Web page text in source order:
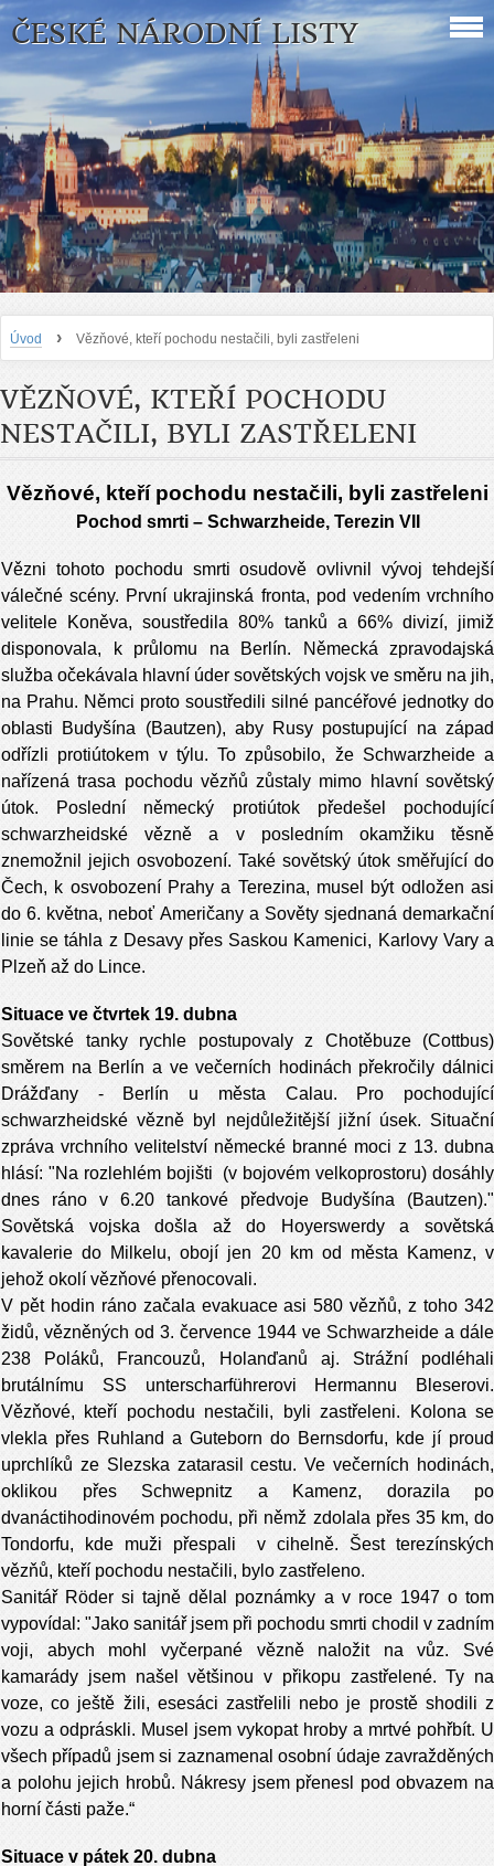
ČESKÉ NÁRODNÍ LISTY
Úvod › Vězňové, kteří pochodu nestačili, byli zastřeleni
VĚZŇOVÉ, KTEŘÍ POCHODU
NESTAČILI, BYLI ZASTŘELENI
Vězňové, kteří pochodu nestačili, byli zastřeleni
Pochod smrti – Schwarzheide, Terezin VII
Vězni tohoto pochodu smrti osudově ovlivnil vývoj tehdejší
válečné scény. První ukrajinská fronta, pod vedením vrchního
velitele Koněva, soustředila 80% tanků a 66% divizí, jimiž
disponovala, k průlomu na Berlín. Německá zpravodajská
služba očekávala hlavní úder sovětských vojsk ve směru na jih,
na Prahu. Němci proto soustředili silné pancéřové jednotky do
oblasti Budyšína (Bautzen), aby Rusy postupující na západ
odřízli protiútokem v týlu. To způsobilo, že Schwarzheide a
nařízená trasa pochodu vězňů zůstaly mimo hlavní sovětský
útok. Poslední německý protiútok předešel pochodující
schwarzheidské vězně a v posledním okamžiku těsně
znemožnil jejich osvobození. Také sovětský útok směřující do
Čech, k osvobození Prahy a Terezina, musel být odložen asi
do 6. května, neboť Američany a Sověty sjednaná demarkační
linie se táhla z Desavy přes Saskou Kamenici, Karlovy Vary a
Plzeň až do Lince.
Situace ve čtvrtek 19. dubna
Sovětské tanky rychle postupovaly z Chotěbuze (Cottbus)
směrem na Berlín a ve večerních hodinách překročily dálnici
Drážďany - Berlín u města Calau. Pro pochodující
schwarzheidské vězně byl nejdůležitější jižní úsek. Situační
zpráva vrchního velitelství německé branné moci z 13. dubna
hlásí: "Na rozlehlém bojišti (v bojovém velkoprostoru) dosáhly
dnes ráno v 6.20 tankové předvoje Budyšína (Bautzen)."
Sovětská vojska došla až do Hoyerswerdy a sovětská
kavalerie do Milkelu, obojí jen 20 km od města Kamenz, v
jehož okolí vězňové přenocovali.
V pět hodin ráno začala evakuace asi 580 vězňů, z toho 342
židů, vězněných od 3. července 1944 ve Schwarzheide a dále
238 Poláků, Francouzů, Holanďanů aj. Strážní podléhali
brutálnímu SS unterscharführerovi Hermannu Bleserovi.
Vězňové, kteří pochodu nestačili, byli zastřeleni. Kolona se
vlekla přes Ruhland a Guteborn do Bernsdorfu, kde jí proud
uprchlíků ze Slezska zatarasil cestu. Ve večerních hodinách,
oklikou přes Schwepnitz a Kamenz, dorazila po
dvanáctihodinovém pochodu, při němž zdolala přes 35 km, do
Tondorfu, kde muži přespali v cihelně. Šest terezínských
vězňů, kteří pochodu nestačili, bylo zastřeleno.
Sanitář Röder si tajně dělal poznámky a v roce 1947 o tom
vypovídal: "Jako sanitář jsem při pochodu smrti chodil v zadním
voji, abych mohl vyčerpané vězně naložit na vůz. Své
kamarády jsem našel většinou v přikopu zastřelené. Ty na
voze, co ještě žili, esesáci zastřelili nebo je prostě shodili z
vozu a odpráskli. Musel jsem vykopat hroby a mrtvé pohřbít. U
všech případů jsem si zaznamenal osobní údaje zavražděných
a polohu jejich hrobů. Nákresy jsem přenesl pod obvazem na
horní části paže.“
Situace v pátek 20. dubna